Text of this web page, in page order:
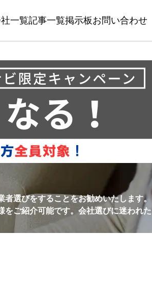
一覧記事一覧掲示板お問い合わせ
選びをすることをお勧めいたします。
ご紹介可能です。会社選びに迷われた